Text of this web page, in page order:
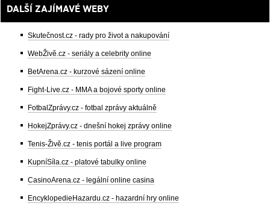
DALŠÍ ZAJÍMAVÉ WEBY
Skutečnost.cz - rady pro život a nakupování
WebŽivě.cz - seriály a celebrity online
BetArena.cz - kurzové sázení online
Fight-Live.cz - MMA a bojové sporty online
FotbalZprávy.cz - fotbal zprávy aktuálně
HokejZprávy.cz - dnešní hokej zprávy online
Tenis-Živě.cz - tenis portál a live program
KupníSíla.cz - platové tabulky online
CasinoArena.cz - legální online casina
EncyklopedieHazardu.cz - hazardní hry online